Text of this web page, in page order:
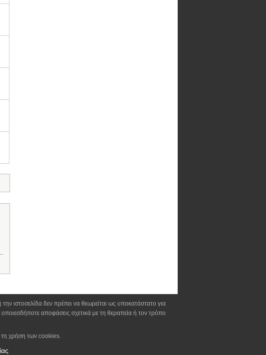
ιστοσελίδα δεν πρέπει να θεωρείται ως υποκατάστατο για
αποφάσεις σχετικά με τη θεραπεία ή τον τρόπο
τη χρήση των cookies.